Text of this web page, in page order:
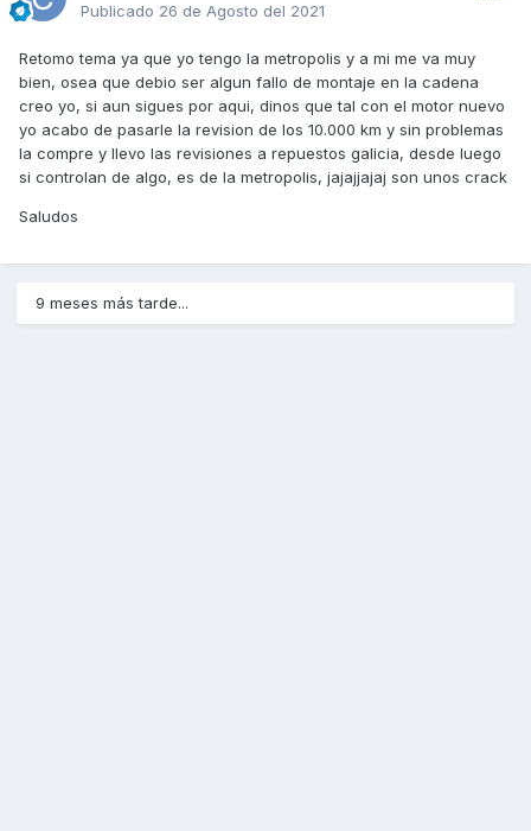
Publicado 26 de Agosto del 2021
Retomo tema ya que yo tengo la metropolis y a mi me va muy
bien, osea que debio ser algun fallo de montaje en la cadena
creo yo, si aun sigues por aqui, dinos que tal con el motor nuevo
yo acabo de pasarle la revision de los 10.000 km y sin problemas
la compre y llevo las revisiones a repuestos galicia, desde luego
si controlan de algo, es de la metropolis, jajajjajaj son unos crack
Saludos
9 meses más tarde...